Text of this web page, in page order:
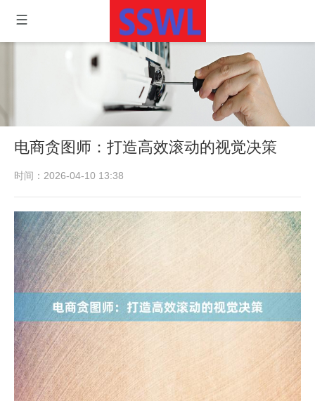
电商贪图师：打造高效滚动的视觉决策
时间：2026-04-10 13:38